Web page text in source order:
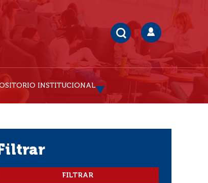
INSTITUCIONAL
filtrar